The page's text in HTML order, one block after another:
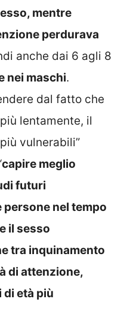
mentre
perdurava
anche dai 6 agli 8
nei maschi.
dal fatto che
lentamente, il
vulnerabili”
capire meglio
futuri
nel tempo
il sesso
tra inquinamento
di attenzione,
età più